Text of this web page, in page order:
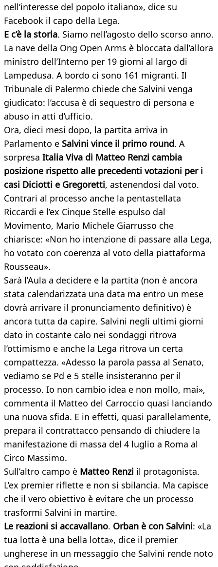
nell’interesse del popolo italiano», dice su
Facebook il capo della Lega.
E c’è la storia. Siamo nell’agosto dello scorso anno.
La nave della Ong Open Arms è bloccata dall’allora
ministro dell’Interno per 19 giorni al largo di
Lampedusa. A bordo ci sono 161 migranti. Il
Tribunale di Palermo chiede che Salvini venga
giudicato: l’accusa è di sequestro di persona e
abuso in atti d’ufficio.
Ora, dieci mesi dopo, la partita arriva in
Parlamento e Salvini vince il primo round. A
sorpresa Italia Viva di Matteo Renzi cambia
posizione rispetto alle precedenti votazioni per i
casi Diciotti e Gregoretti, astenendosi dal voto.
Contrari al processo anche la pentastellata
Riccardi e l’ex Cinque Stelle espulso dal
Movimento, Mario Michele Giarrusso che
chiarisce: «Non ho intenzione di passare alla Lega,
ho votato con coerenza al voto della piattaforma
Rousseau».
Sarà l’Aula a decidere e la partita (non è ancora
stata calendarizzata una data ma entro un mese
dovrà arrivare il pronunciamento definitivo) è
ancora tutta da capire. Salvini negli ultimi giorni
dato in costante calo nei sondaggi ritrova
l’ottimismo e anche la Lega ritrova un certa
compattezza. «Adesso la parola passa al Senato,
vediamo se Pd e 5 stelle insisteranno per il
processo. Io non cambio idea e non mollo, mai»,
commenta il Matteo del Carroccio quasi lanciando
una nuova sfida. E in effetti, quasi parallelamente,
prepara il contrattacco pensando di chiudere la
manifestazione di massa del 4 luglio a Roma al
Circo Massimo.
Sull’altro campo è Matteo Renzi il protagonista.
L’ex premier riflette e non si sbilancia. Ma capisce
che il vero obiettivo è evitare che un processo
trasformi Salvini in martire.
Le reazioni si accavallano. Orban è con Salvini: «La
tua lotta è una bella lotta», dice il premier
ungherese in un messaggio che Salvini rende noto